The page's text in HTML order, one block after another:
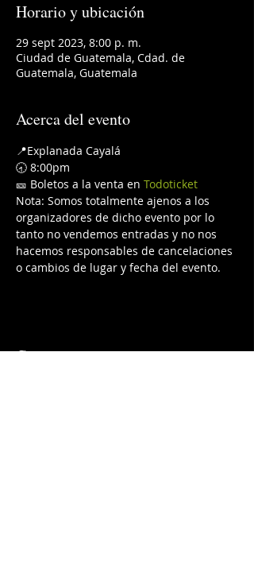
Horario y ubicación
29 sept 2023, 8:00 p. m.
Ciudad de Guatemala, Cdad. de
Guatemala, Guatemala
Acerca del evento
📍Explanada Cayalá
🕣 8:00pm
🎫 Boletos a la venta en Todoticket
Nota: Somos totalmente ajenos a los
organizadores de dicho evento por lo
tanto no vendemos entradas y no nos
hacemos responsables de cancelaciones
o cambios de lugar y fecha del evento.
Compartir este evento